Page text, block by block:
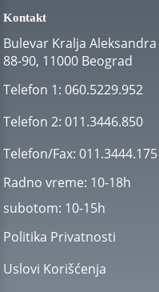
Kontakt
Bulevar Kralja Aleksandra
88-90, 11000 Beograd
Telefon 1: 060.5229.952
Telefon 2: 011.3446.850
Telefon/Fax: 011.3444.175
Radno vreme: 10-18h
subotom: 10-15h
Politika Privatnosti
Uslovi Korišćenja